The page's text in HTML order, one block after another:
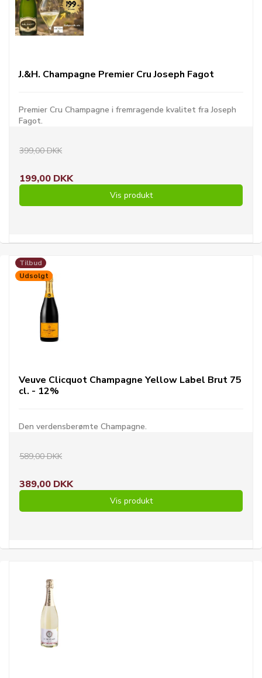
J.&H. Champagne Premier Cru Joseph Fagot
Premier Cru Champagne i fremragende kvalitet fra Joseph
Fagot.
399,00 DKK
199,00 DKK
Vis produkt
Tilbud
Udsolgt
Veuve Clicquot Champagne Yellow Label Brut 75
cl. - 12%
Den verdensberømte Champagne.
589,00 DKK
389,00 DKK
Vis produkt